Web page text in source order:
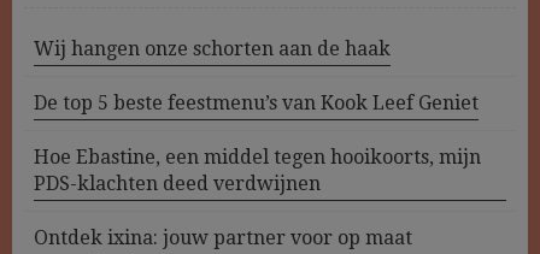
Wij hangen onze schorten aan de haak
De top 5 beste feestmenu’s van Kook Leef Geniet
Hoe Ebastine, een middel tegen hooikoorts, mijn
PDS-klachten deed verdwijnen
Ontdek ixina: jouw partner voor op maat